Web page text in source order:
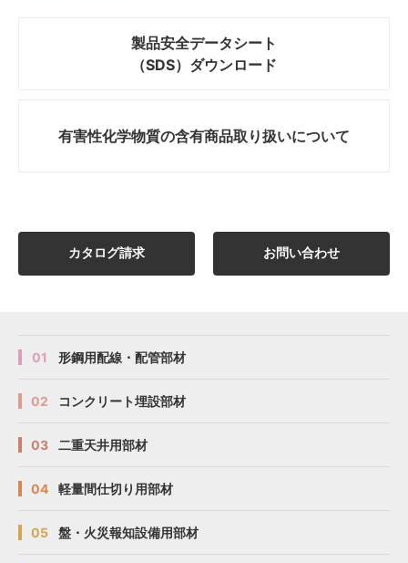
製品安全データシート
（SDS）ダウンロード
有害性化学物質の含有商品取り扱いについて
カタログ請求 お問い合わせ
01 形鋼用配線・配管部材
02 コンクリート埋設部材
03 二重天井用部材
04 軽量間仕切り用部材
05 盤・火災報知設備用部材